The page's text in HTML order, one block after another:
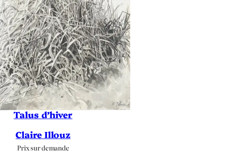
Talus d’hiver
Claire Illouz
Prix sur demande